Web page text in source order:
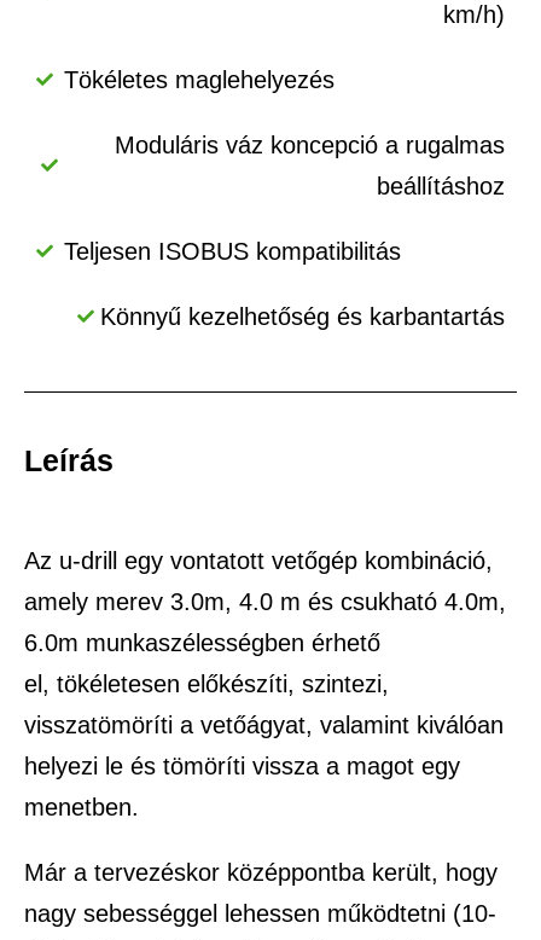
km/h)
Tökéletes maglehelyezés
Moduláris váz koncepció a rugalmas
beállításhoz
Teljesen ISOBUS kompatibilitás
Könnyű kezelhetőség és karbantartás
Leírás
Az u-drill egy vontatott vetőgép kombináció,
amely merev 3.0m, 4.0 m és csukható 4.0m,
6.0m munkaszélességben érhető
el, tökéletesen előkészíti, szintezi,
visszatömöríti a vetőágyat, valamint kiválóan
helyezi le és tömöríti vissza a magot egy
menetben.
Már a tervezéskor középpontba került, hogy
nagy sebességgel lehessen működtetni (10-